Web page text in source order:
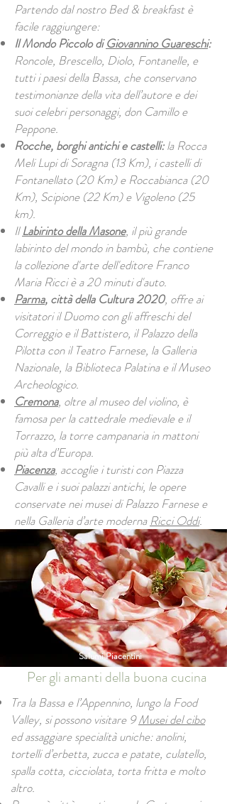
Partendo dal nostro Bed & breakfast è
facile raggiungere:
Il Mondo Piccolo diGiovannino Guareschi:
Roncole, Brescello, Diolo, Fontanelle, e
tutti i paesi della Bassa, che conservano
testimonianze della vita dell’autore e dei
suoi celebri personaggi, don Camillo e
Peppone.
Rocche, borghi antichi e castelli:la Rocca
Meli Lupi di Soragna (13 Km), i castelli di
Fontanellato (20 Km) e Roccabianca (20
Km), Scipione (22 Km) e Vigoleno (25
km).
IlLabirinto della Masone, il più grande
labirinto del mondo in bambù, che contiene
la collezione d'arte dell'editore Franco
Maria Ricci è a 20 minuti d'auto.
Parma, città della Cultura 2020, offre ai
visitatori il Duomo con gli affreschi del
Correggio e il Battistero, il Palazzo della
Pilotta con il Teatro Farnese, la Galleria
Nazionale, la Biblioteca Palatina e il Museo
Archeologico.
Cremona, oltre al museo del violino, è
famosa per la cattedrale medievale e il
Torrazzo, la torre campanaria in mattoni
più alta d’Europa.
Piacenza, accoglie i turisti con Piazza
Cavalli e i suoi palazzi antichi, le opere
conservate nei musei di Palazzo Farnese e
nella Galleria d’arte moderna Ricci Oddi.
Salumi Piacentini
Per gli amanti della buona cucina
Tra la Bassa e l’Appennino, lungo la Food
Valley, si possono visitare 9Musei del cibo
ed assaggiare specialità uniche: anolini,
tortelli d’erbetta, zucca e patate, culatello,
spalla cotta, cicciolata, torta fritta e molto
altro.